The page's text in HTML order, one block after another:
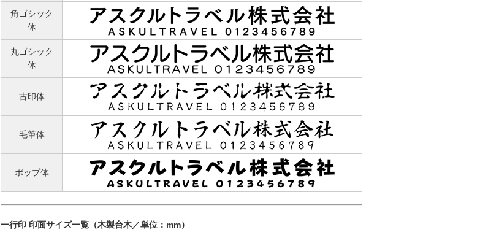
角ゴシック
体
丸ゴシック
体
古印体
毛筆体
ポップ体
一行印 印面サイズ一覧（木製台木／単位：mm）